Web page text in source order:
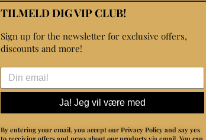
TILMELD DIG VIP CLUB!
Sign up for the newsletter for exclusive offers,
discounts and more!
Ja! Jeg vil være med
By entering your email, you accept our Privacy Policy and say yes